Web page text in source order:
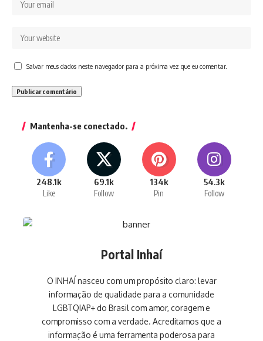
Salvar meus dados neste navegador para a próxima vez que eu comentar.
Mantenha-se conectado.
248.1k
Like
69.1k
Follow
134k
Pin
54.3k
Follow
Portal Inhaí
O INHAÍ nasceu com um propósito claro: levar
informação de qualidade para a comunidade
LGBTQIAP+ do Brasil com amor, coragem e
compromisso com a verdade. Acreditamos que a
informação é uma ferramenta poderosa para